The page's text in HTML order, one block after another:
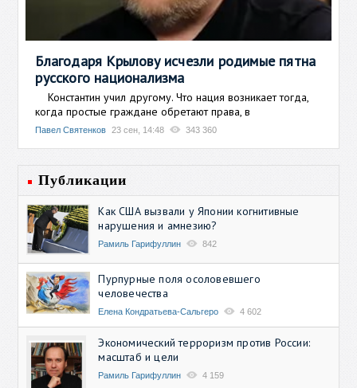
Благодаря Крылову исчезли родимые пятна
русского национализма
Константин учил другому. Что нация возникает тогда,
когда простые граждане обретают права, в
Павел Святенков 23 сен, 14:48 343 360
Публикации
Как США вызвали у Японии когнитивные
нарушения и амнезию?
Рамиль Гарифуллин 842
Пурпурные поля осоловевшего
человечества
Елена Кондратьева-Сальгеро 4 602
Экономический терроризм против России:
масштаб и цели
Рамиль Гарифуллин 4 159